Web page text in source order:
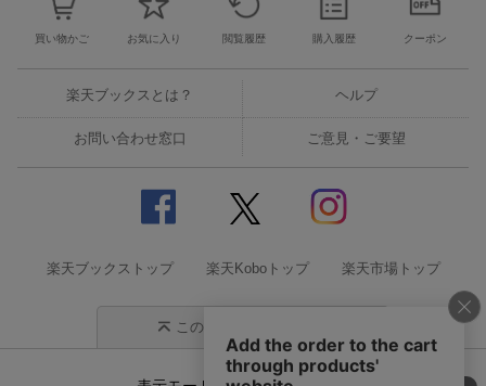
買い物かご お気に入り 閲覧履歴 購入履歴 クーポン
楽天ブックスとは？ ヘルプ
お問い合わせ窓口 ご意見・ご要望
楽天ブックストップ 楽天Koboトップ 楽天市場トップ
このページの先頭に戻る